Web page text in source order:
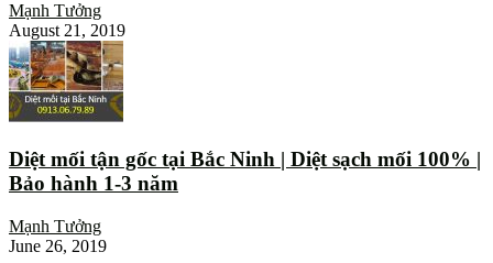
Mạnh Tưởng
August 21, 2019
Diệt mối tận gốc tại Bắc Ninh | Diệt sạch mối 100% |
Bảo hành 1-3 năm
Mạnh Tưởng
June 26, 2019